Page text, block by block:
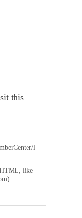
this
l
like